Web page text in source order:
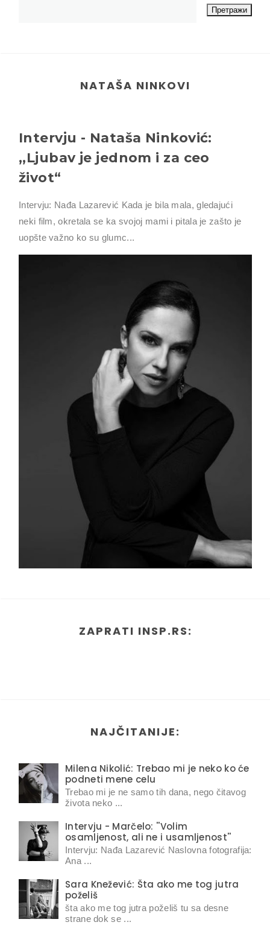
NATAŠA NINKOVI
Intervju - Nataša Ninković:
,,Ljubav je jednom i za ceo
život“
Intervju: Nađa Lazarević Kada je bila mala, gledajući
neki film, okretala se ka svojoj mami i pitala je zašto je
uopšte važno ko su glumc...
ZAPRATI INSP.RS:
NAJČITANIJE:
Milena Nikolić: Trebao mi je neko ko će
podneti mene celu
Trebao mi je ne samo tih dana, nego čitavog
života neko ...
Intervju - Marčelo: ''Volim
osamljenost, ali ne i usamljenost''
Intervju: Nađa Lazarević Naslovna fotografija:
Ana ...
Sara Knežević: Šta ako me tog jutra
poželiš
šta ako me tog jutra poželiš tu sa desne
strane dok se ...